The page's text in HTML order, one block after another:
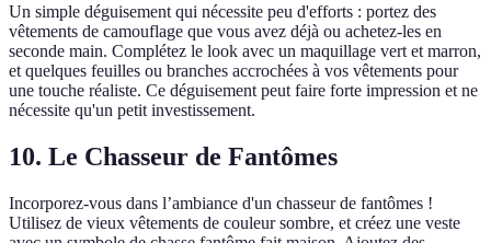
Un simple déguisement qui nécessite peu d'efforts : portez des
vêtements de camouflage que vous avez déjà ou achetez-les en
seconde main. Complétez le look avec un maquillage vert et marron,
et quelques feuilles ou branches accrochées à vos vêtements pour
une touche réaliste. Ce déguisement peut faire forte impression et ne
nécessite qu'un petit investissement.
10. Le Chasseur de Fantômes
Incorporez-vous dans l’ambiance d'un chasseur de fantômes !
Utilisez de vieux vêtements de couleur sombre, et créez une veste